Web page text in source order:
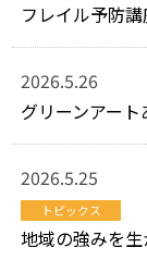
フレイル予防
2026.5.26
グリーンアート
2026.5.25
トピックス
地域の強みを